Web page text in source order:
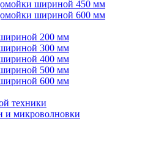
шириной 450 мм
шириной 600 мм
200 мм
300 мм
400 мм
500 мм
600 мм
техники
и микроволновки